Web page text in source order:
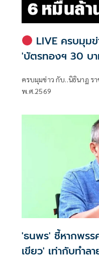
LIVE ครบมุม
'บัตรทองฯ 30 บ
ครบมุมข่าว กับ..นิธินาฏ ร
พ.ศ.2569
'ธนพร' ชี้หากพร
เขียว' เท่ากับทำ